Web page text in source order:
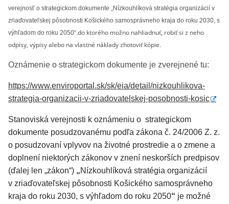
verejnosť o strategickom dokumente „Nízkouhlíková stratégia organizácií v
zriaďovateľskej pôsobnosti Košického samosprávneho kraja do roku 2030, s
výhľadom do roku 2050“.do ktorého možno nahliadnuť, robiť si z neho
odpisy, výpisy alebo na vlastné náklady zhotoviť kópie.
Oznámenie o strategickom dokumente je zverejnené tu:
https://www.enviroportal.sk/sk/eia/detail/nizkouhlikova-
strategia-organizacii-v-zriadovatelskej-posobnosti-kosic
Stanoviská verejnosti k oznámeniu o strategickom
dokumente posudzovanému podľa zákona č. 24/2006 Z. z.
o posudzovaní vplyvov na životné prostredie a o zmene a
doplnení niektorých zákonov v znení neskorších predpisov
(ďalej len „zákon“) „Nízkouhlíková stratégia organizácií
v zriaďovateľskej pôsobnosti Košického samosprávneho
kraja do roku 2030, s výhľadom do roku 2050“ je možné